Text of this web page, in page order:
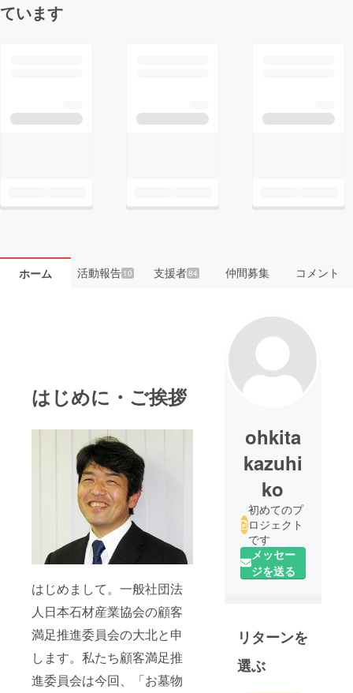
ています
ホーム 活動報告10 支援者84 仲間募集 コメント
はじめに・ご挨拶
はじめまして。一般社団法
人日本石材産業協会の顧客
満足推進委員会の大北と申
します。私たち顧客満足推
進委員会は今回、「お墓物
ohkita
kazuhi
ko
初めてのプ
ロジェクト
です
メッセー
ジを送る
リターンを
選ぶ